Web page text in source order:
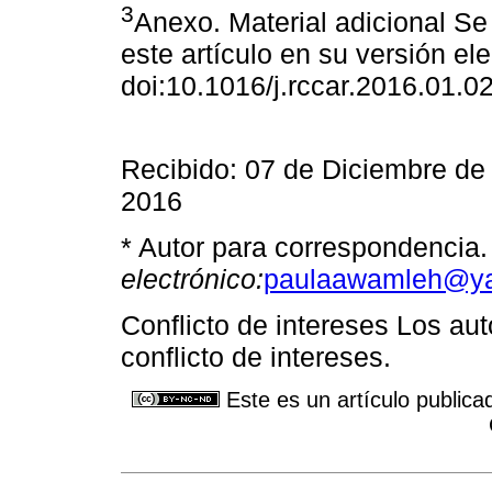
3Anexo. Material adicional
este artículo en su versión
doi:10.1016/
Recibido: 07 de Diciembre
2016
* Autor para
electrónico:
Conflicto de intereses Los
conflicto de intereses.
Este es un artículo